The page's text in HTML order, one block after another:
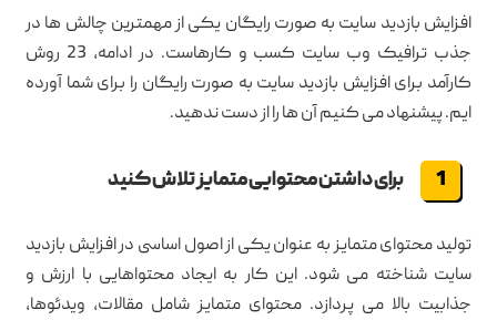
افزایش بازدید سایت به صورت رایگان یکی از مهمترین چالش ها در
جذب ترافیک وب سایت کسب و کارهاست. در ادامه، 23 روش
کارآمد برای افزایش بازدید سایت به صورت رایگان را برای شما آورده
ایم. پیشنهاد می کنیم آن ها را از دست ندهید.
برای داشتن محتوایی متمایز تلاش کنید
تولید محتوای متمایز به عنوان یکی از اصول اساسی در افزایش بازدید
سایت شناخته می شود. این کار به ایجاد محتواهایی با ارزش و
جذابیت بالا می پردازد. محتوای متمایز شامل مقالات، ویدئوها،